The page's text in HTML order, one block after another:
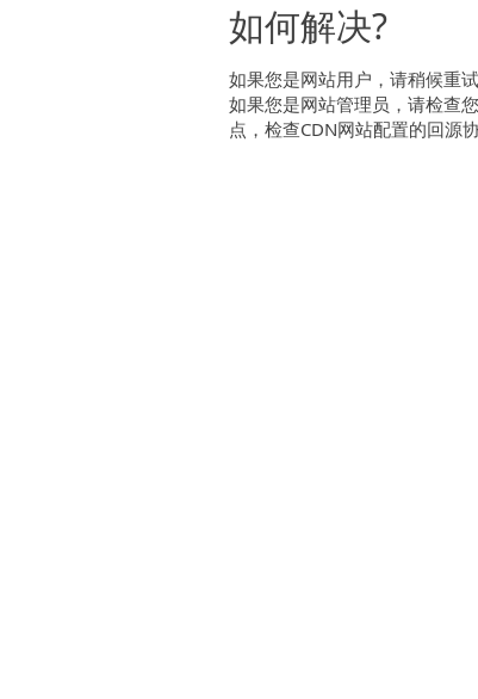
如何解决?
如果您是网站用户，请稍候重
如果您是网站管理员，请检查
点，检查CDN网站配置的回源